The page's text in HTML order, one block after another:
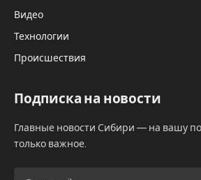
Видео
Технологии
Происшествия
Подписка на новости
Главные новости Сибири — на вашу
только важное.